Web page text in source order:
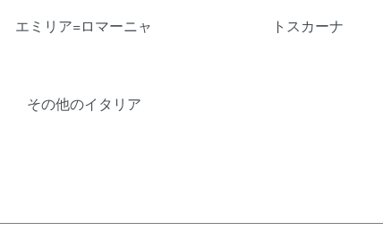
エミリア=ロマーニャ トスカーナ
その他のイタリア